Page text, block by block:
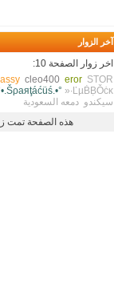
آخر الزوار
اخر زوار الصفحة 10:
cleo400 eror STOR
»∙ĽµḂḄǑċĸ∙«
سيكندو دمعه السعودية
هذه الصفحة تمت